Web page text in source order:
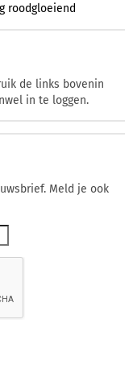
roodgloeiend
de links bovenin
in te loggen.
Meld je ook